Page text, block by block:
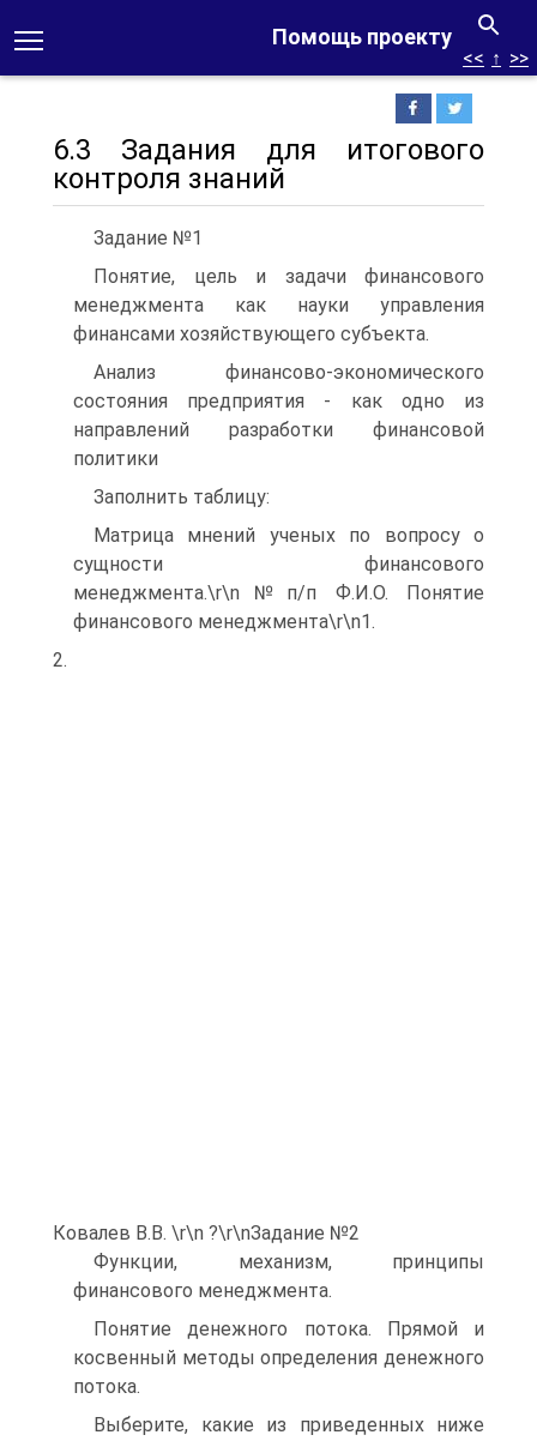
Помощь проекту
<< ↑ >>
6.3 Задания для итогового
контроля знаний
Задание №1
Понятие, цель и задачи финансового
менеджмента как науки управления
финансами хозяйствующего субъекта.
Анализ финансово-экономического
состояния предприятия - как одно из
направлений разработки финансовой
политики
Заполнить таблицу:
Матрица мнений ученых по вопросу о
сущности финансового
менеджмента.\r\n№п/п Ф.И.О. Понятие
финансового менеджмента\r\n1.
2.
Ковалев В.В. \r\n ?\r\nЗадание №2
Функции, механизм, принципы
финансового менеджмента.
Понятие денежного потока. Прямой и
косвенный методы определения денежного
потока.
Выберите, какие из приведенных ниже